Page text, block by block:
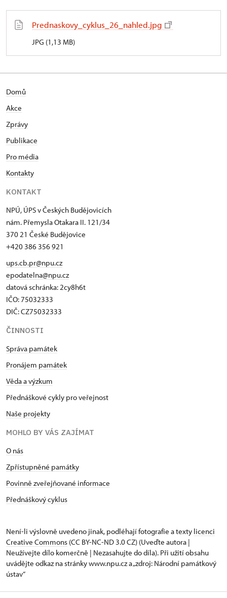
Prednaskovy_cyklus_26_nahled.jpg
JPG (1,13 MB)
Domů
Akce
Zprávy
Publikace
Pro média
Kontakty
KONTAKT
NPÚ, ÚPS v Českých Budějovicích
nám. Přemysla Otakara II. 121/34
370 21 České Budějovice
+420 386 356 921
ups.cb.pr@npu.cz
epodatelna@npu.cz
datová schránka: 2cy8h6t​
IČO: 75032333
DIČ: CZ75032333
ČINNOSTI
Správa památek
Pronájem památek
Věda a výzkum
Přednáškové cykly pro veřejnost
Naše projekty
MOHLO BY VÁS ZAJÍMAT
O nás
Zpřístupněné památky
Povinně zveřejňované informace
Přednáškový cyklus
Není-li výslovně uvedeno jinak, podléhají fotografie a texty licenci
Creative Commons (CC BY-NC-ND 3.0 CZ) (Uveďte autora |
Neužívejte dílo komerčně | Nezasahujte do díla). Při užití obsahu
uvádějte odkaz na stránky www.npu.cz a „zdroj: Národní památkový
ústav“